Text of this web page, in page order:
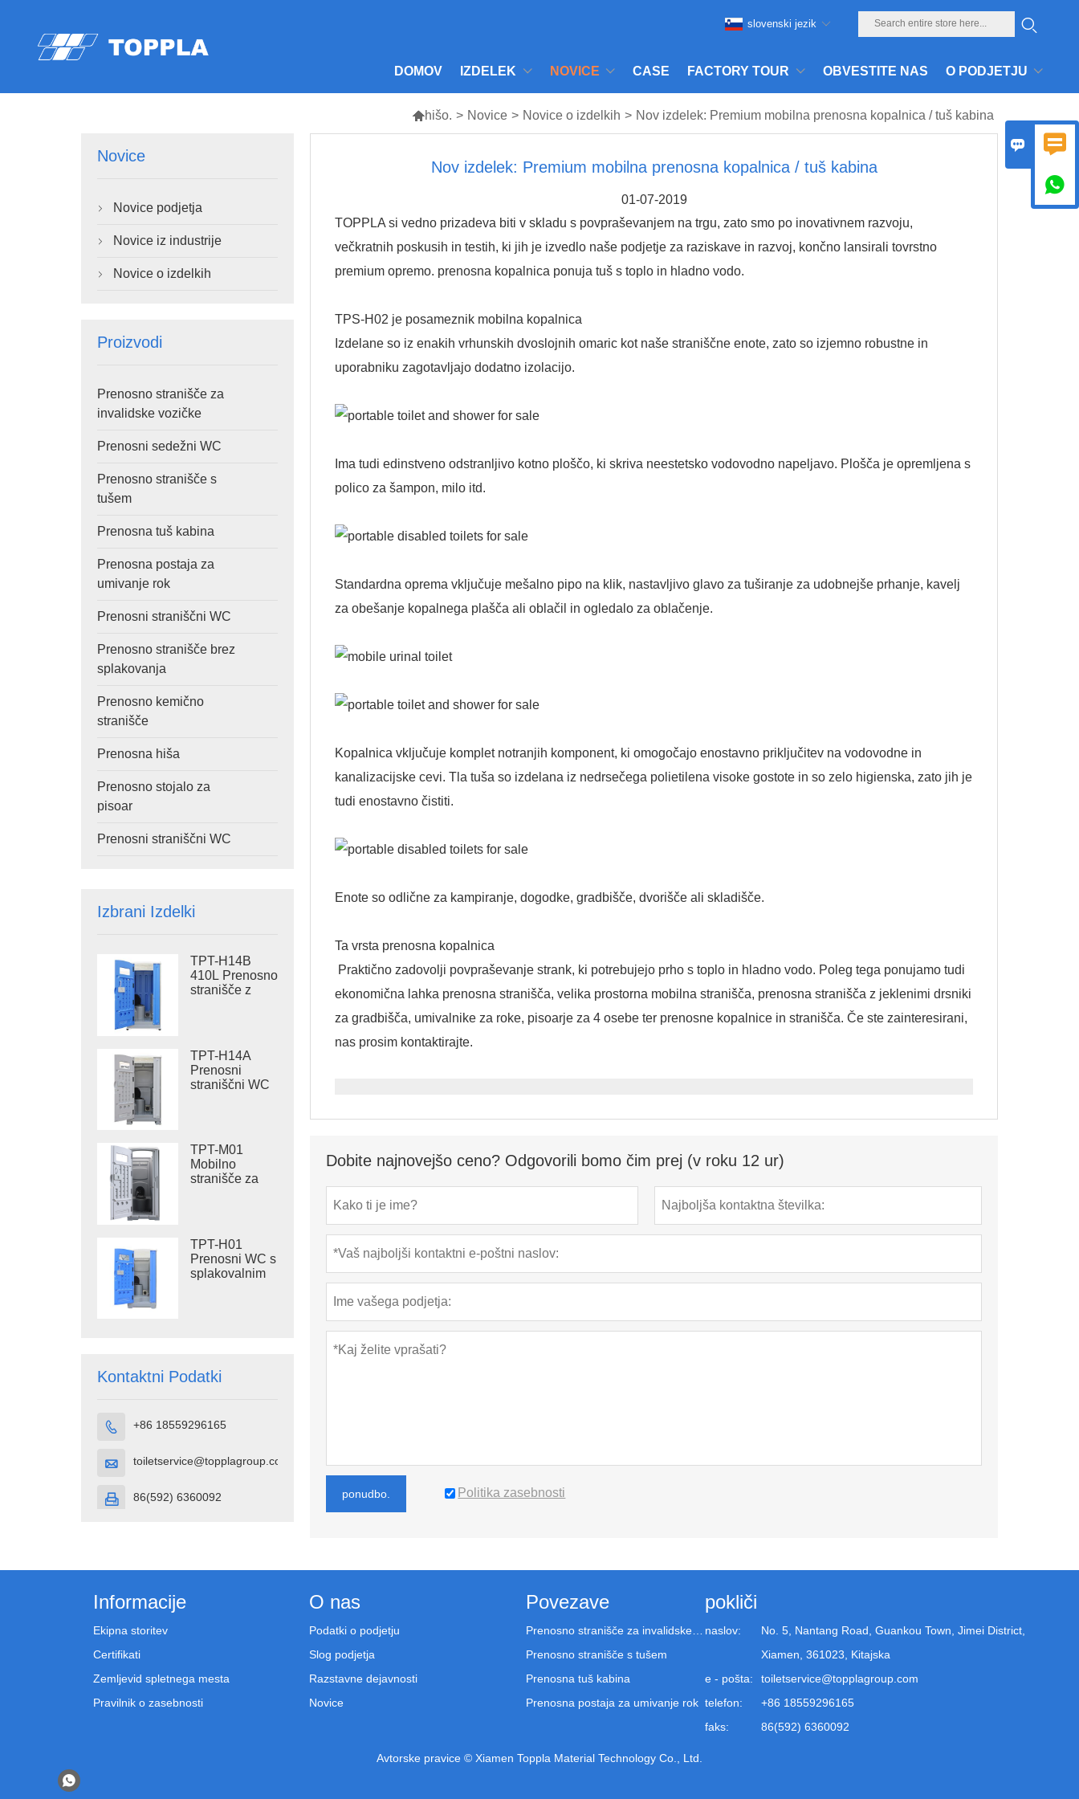
DOMOV IZDELEK NOVICE CASE FACTORY TOUR OBVESTITE NAS O PODJETJU
slovenski jezik
hišo. > Novice > Novice o izdelkih > Nov izdelek: Premium mobilna prenosna kopalnica / tuš kabina
Novice
 Novice podjetja
 Novice iz industrije
 Novice o izdelkih
Proizvodi
Prenosno stranišče za
invalidske vozičke
Prenosni sedežni WC
Prenosno stranišče s
tušem
Prenosna tuš kabina
Prenosna postaja za
umivanje rok
Prenosni straniščni WC
Prenosno stranišče brez
splakovanja
Prenosno kemično
stranišče
Prenosna hiša
Prenosno stojalo za
pisoar
Prenosni straniščni WC
Izbrani Izdelki
TPT-H14B
410L Prenosno
stranišče z
prenosna
straniščna
školjka
TPT-H14A
Prenosni
straniščni WC
zunanji
plastični WC
TPT-M01
Mobilno
stranišče za
TPT-H01
Prenosni WC s
splakovalnim
Kontaktni Podatki
 +86 18559296165
 toiletservice@topplagroup.com
 86(592) 6360092
Nov izdelek: Premium mobilna prenosna kopalnica / tuš kabina
01-07-2019
TOPPLA si vedno prizadeva biti v skladu s povpraševanjem na trgu, zato smo po inovativnem razvoju,
večkratnih poskusih in testih, ki jih je izvedlo naše podjetje za raziskave in razvoj, končno lansirali tovrstno
premium opremo. prenosna kopalnica ponuja tuš s toplo in hladno vodo.
TPS-H02 je posameznik mobilna kopalnica
Izdelane so iz enakih vrhunskih dvoslojnih omaric kot naše straniščne enote, zato so izjemno robustne in
uporabniku zagotavljajo dodatno izolacijo.
Ima tudi edinstveno odstranljivo kotno ploščo, ki skriva neestetsko vodovodno napeljavo. Plošča je opremljena s
polico za šampon, milo itd.
Standardna oprema vključuje mešalno pipo na klik, nastavljivo glavo za tuširanje za udobnejše prhanje, kavelj
za obešanje kopalnega plašča ali oblačil in ogledalo za oblačenje.
Kopalnica vključuje komplet notranjih komponent, ki omogočajo enostavno priključitev na vodovodne in
kanalizacijske cevi. Tla tuša so izdelana iz nedrsečega polietilena visoke gostote in so zelo higienska, zato jih je
tudi enostavno čistiti.
Enote so odlične za kampiranje, dogodke, gradbišče, dvorišče ali skladišče.
Ta vrsta prenosna kopalnica
Praktično zadovolji povpraševanje strank, ki potrebujejo prho s toplo in hladno vodo. Poleg tega ponujamo tudi
ekonomična lahka prenosna stranišča, velika prostorna mobilna stranišča, prenosna stranišča z jeklenimi drsniki
za gradbišča, umivalnike za roke, pisoarje za 4 osebe ter prenosne kopalnice in stranišča. Če ste zainteresirani,
nas prosim kontaktirajte.
Dobite najnovejšo ceno? Odgovorili bomo čim prej (v roku 12 ur)
ponudbo. Politika zasebnosti
pokliči
naslov:
No. 5, Nantang Road, Guankou Town, Jimei District,
Xiamen, 361023, Kitajska
e - pošta:
toiletservice@topplagroup.com
telefon:
+86 18559296165
faks:
86(592) 6360092
Informacije
Ekipna storitev
Certifikati
Zemljevid spletnega mesta
Pravilnik o zasebnosti
O nas
Podatki o podjetju
Slog podjetja
Razstavne dejavnosti
Novice
Povezave
Prenosno stranišče s tušem
Prenosna tuš kabina
Prenosna postaja za umivanje rok
Avtorske pravice © Xiamen Toppla Material Technology Co., Ltd.

 
